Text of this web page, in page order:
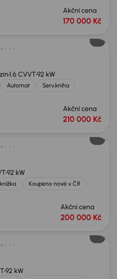
Akční cena
170 000 Kč
1.6 CVVT92 kW
Automat
Serv.kniha
Akční cena
210 000 Kč
92 kW
Koupeno nové v ČR
Akční cena
200 000 Kč
92 kW